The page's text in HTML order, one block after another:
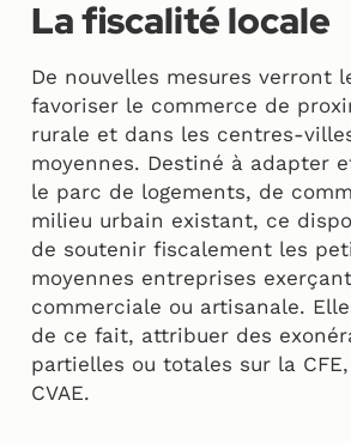
La fiscalité locale
De nouvelles mesures verront
favoriser le commerce de
rurale et dans les centres-
moyennes. Destiné à adapter
le parc de logements, de
milieu urbain existant, ce
de soutenir fiscalement les
moyennes entreprises
commerciale ou artisanale.
de ce fait, attribuer des
partielles ou totales sur la
CVAE.